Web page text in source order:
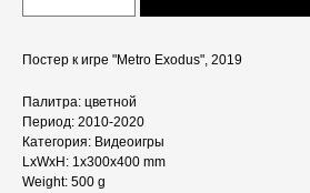
Постер к игре "Metro Exodus", 2019
Палитра: цветной
Период: 2010-2020
Категория: Видеоигры
LxWxH: 1x300x400 mm
Weight: 500 g